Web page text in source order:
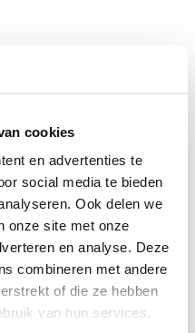
cookies
en advertenties te
social media te bieden
Ook delen we
onze site met onze
en analyse. Deze
combineren met andere
of die ze hebben
van hun services.